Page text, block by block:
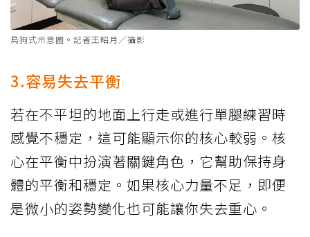
鳥狗式示意圖。記者王昭月／攝影
3.容易失去平衡
若在不平坦的地面上行走或進行單腿練習時
感覺不穩定，這可能顯示你的核心較弱。核
心在平衡中扮演著關鍵角色，它幫助保持身
體的平衡和穩定。如果核心力量不足，即便
是微小的姿勢變化也可能讓你失去重心。